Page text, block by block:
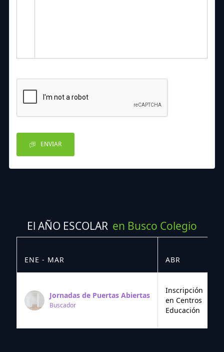
ENVIAR
El AÑO ESCOLAR en Busco Colegio
ENE - MAR ABR
Jornadas de Puertas Abiertas
Buscador
Inscripción
en Centros
Educación